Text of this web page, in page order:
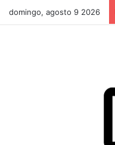
domingo, agosto 9 2026